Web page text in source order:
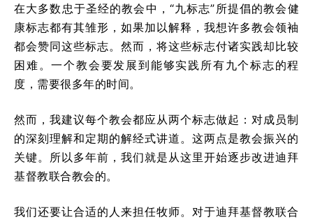
在大多数忠于圣经的教会中，“九标志”所提倡的教会健
康标志都有其雏形，如果加以解释，我想许多教会领袖
都会赞同这些标志。然而，将这些标志付诸实践却比较
困难。一个教会要发展到能够实践所有九个标志的程
度，需要很多年的时间。
然而，我建议每个教会都应从两个标志做起：对成员制
的深刻理解和定期的解经式讲道。这两点是教会振兴的
关键。所以多年前，我们就是从这里开始逐步改进迪拜
基督教联合教会的。
我们还要让合适的人来担任牧师。对于迪拜基督教联合